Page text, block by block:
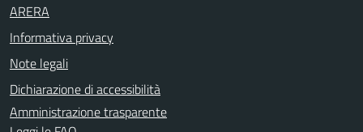
ARERA
Informativa privacy
Note legali
Dichiarazione di accessibilità
Amministrazione trasparente